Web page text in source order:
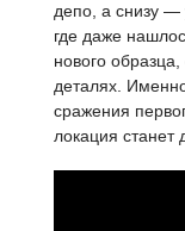
депо, а снизу —
где даже
нового
деталях.
сражения
локация